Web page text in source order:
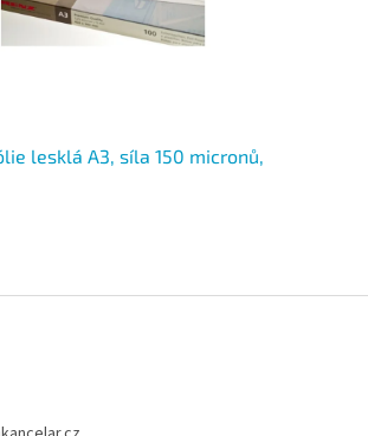
lesklá A3, síla 150 micronů,